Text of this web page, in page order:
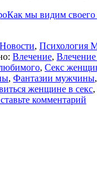
мы видим своего
Новости, Психология
Влечение, Влечение
, Секс
, Фантазии мужчины,
женщине в секс,
комментарий